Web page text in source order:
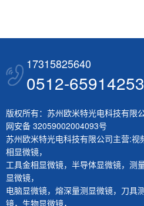
17315825640
0512-65914253
版权所有：苏州欧米特光电科技有限
网安备 32059002004093号
苏州欧米特光电科技有限公司主营:视
相显微镜，
工具金相显微镜， 半导体显微镜， 测
显微镜，
电脑显微镜， 熔深量测显微镜， 刀具
镜， 生物显微镜，